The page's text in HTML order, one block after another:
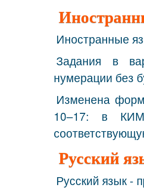
Иностранные
Задания в
нумерации без
Изменена
10–17: в КИМ
Русский
Русский язык -